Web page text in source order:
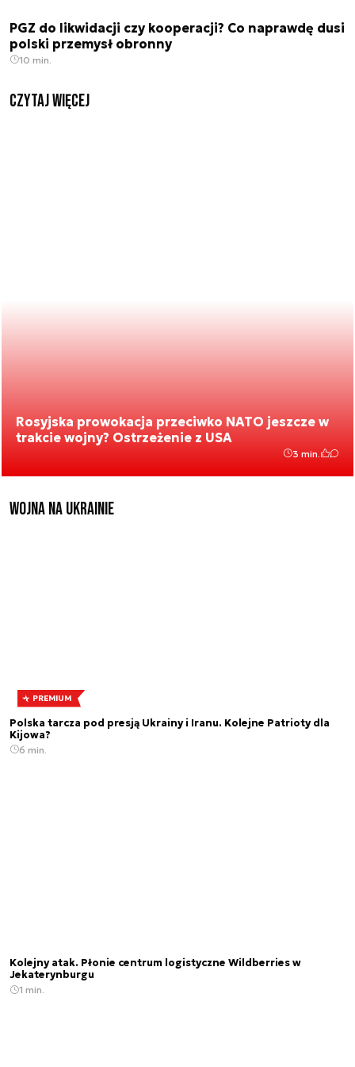
PGZ do likwidacji czy kooperacji? Co naprawdę dusi
polski przemysł obronny
10 min.
czytaj więcej
Rosyjska prowokacja przeciwko NATO jeszcze w
trakcie wojny? Ostrzeżenie z USA
3 min.
Wojna na Ukrainie
PREMIUM
Polska tarcza pod presją Ukrainy i Iranu. Kolejne Patrioty dla
Kijowa?
6 min.
Kolejny atak. Płonie centrum logistyczne Wildberries w
Jekaterynburgu
1 min.